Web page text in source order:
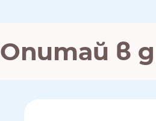
Опитай в